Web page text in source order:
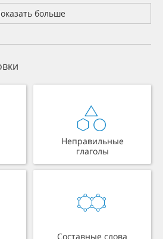
больше
Неправильные
глаголы
Составные слова